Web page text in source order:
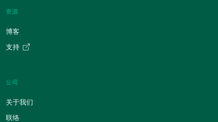
资源
博客
支持
公司
关于我们
联络